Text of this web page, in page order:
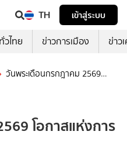
TH
เข้าสู่ระบบ
วไทย ข่าวการเมือง ข่าว
วันพระเดือนกรกฎาคม 2569
โอกาสแห่งการ